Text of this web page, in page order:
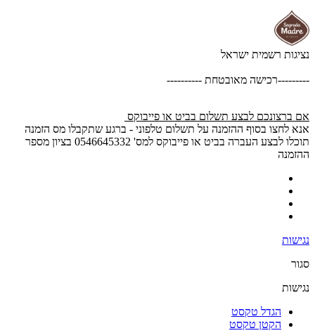
נציגות רשמית ישראל
---------רכישה מאובטחת ----------
אם ברצונכם לבצע תשלום בביט או פייבוקס
אנא לחצו בסוף ההזמנה על תשלום טלפוני - ברגע שתקבלו מס הזמנה
תוכלו לבצע העברה בביט או פייבוקס למס' 0546645332 בציון מספר
ההזמנה
נגישות
סגור
נגישות
הגדל טקסט
הקטן טקסט